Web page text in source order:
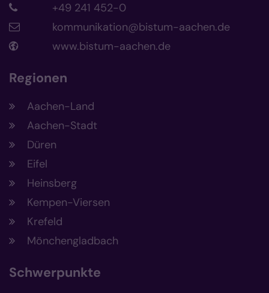
+49 241 452-0
kommunikation@bistum-aachen.de
www.bistum-aachen.de
Regionen
Aachen-Land
Aachen-Stadt
Düren
Eifel
Heinsberg
Kempen-Viersen
Krefeld
Mönchengladbach
Schwerpunkte